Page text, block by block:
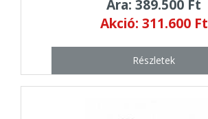
Ára: 389.500 Ft
Akció: 311.600 Ft
Részletek